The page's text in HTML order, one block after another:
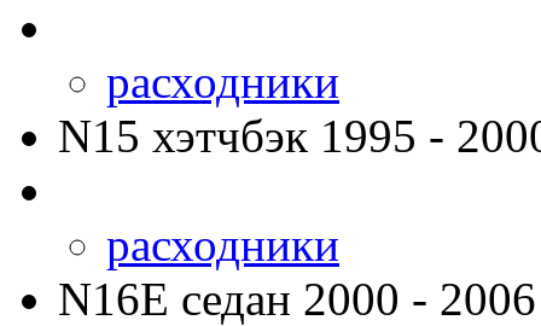
расходники
N15 хэтчбэк 1995 -
расходники
N16E седан 2000 - 2006